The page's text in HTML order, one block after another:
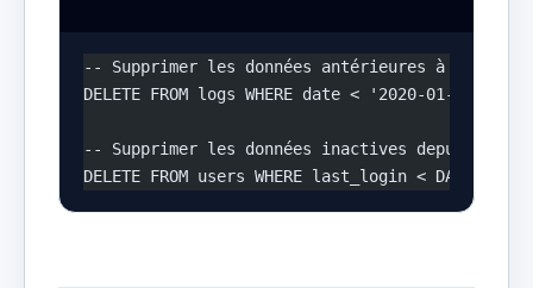
-- Supprimer les données antérieures à une date
DELETE FROM logs WHERE date < '2020-01-01';
-- Supprimer les données inactives depuis
DELETE FROM users WHERE last_login <